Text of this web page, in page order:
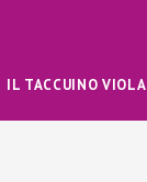
IL TACCUINO VIOLA